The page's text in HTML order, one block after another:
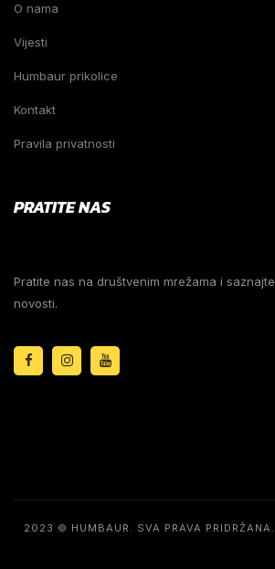
O nama
Vijesti
Humbaur prikolice
Kontakt
Pravila privatnosti
PRATITE NAS
Pratite nas na društvenim mrežama i
novosti.
2023 © HUMBAUR. SVA PRAVA